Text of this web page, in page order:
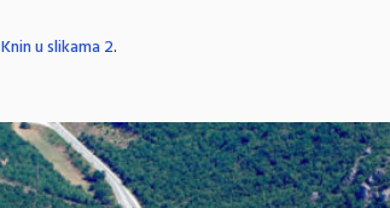
Knin u slikama 2.